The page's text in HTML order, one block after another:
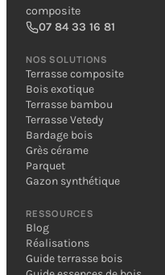
composite
07 84 33 16 81
NOS SOLUTIONS
Terrasse composite
Bois exotique
Terrasse bambou
Terrasse Vetedy
Bardage bois
Grès cérame
Parquet
Gazon synthétique
RESSOURCES
Blog
Réalisations
Guide terrasse bois